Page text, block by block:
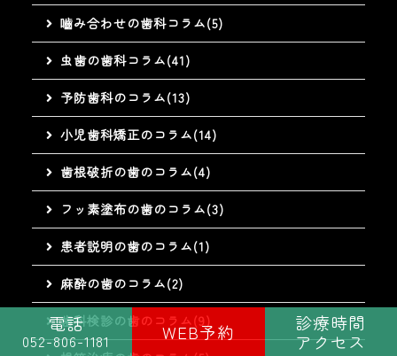
電話
052-806-1181 WEB予約
診療時間
アクセス
嚙み合わせの歯科コラム(5)
虫歯の歯科コラム(41)
予防歯科のコラム(13)
小児歯科矯正のコラム(14)
歯根破折の歯のコラム(4)
フッ素塗布の歯のコラム(3)
患者説明の歯のコラム(1)
麻酔の歯のコラム(2)
歯科検診の歯のコラム(9)